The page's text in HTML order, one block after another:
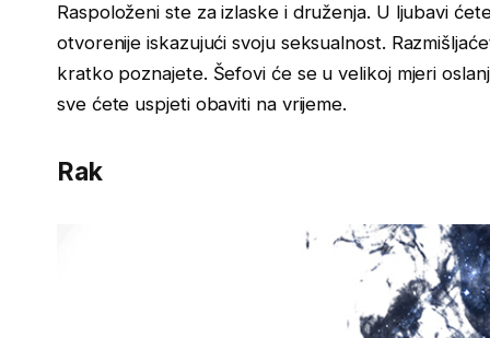
Raspoloženi ste za izlaske i druženja. U ljubavi
otvorenije iskazujući svoju seksualnost.
kratko poznajete. Šefovi će se u velikoj mjeri
sve ćete uspjeti obaviti na vrijeme.
Rak